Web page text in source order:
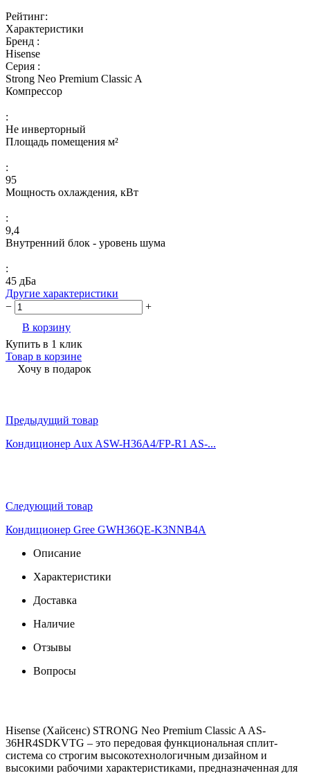
Рейтинг:
Характеристики
Бренд :
Hisense
Серия :
Strong Neo Premium Classic A
Компрессор
:
Не инверторный
Площадь помещения м²
:
95
Мощность охлаждения, кВт
:
9,4
Внутренний блок - уровень шума
:
45 дБа
Другие характеристики
−
+
В корзину
Купить в 1 клик
Товар в корзине
Хочу в подарок
Предыдущий товар
Кондиционер Aux ASW-H36A4/FP-R1 AS-...
Следующий товар
Кондиционер Gree GWH36QE-K3NNB4A
Описание
Характеристики
Доставка
Наличие
Отзывы
Вопросы
Hisense (Хайсенс) STRONG Neo Premium Classic A AS-
36HR4SDKVTG – это передовая функциональная сплит-
система со строгим высокотехнологичным дизайном и
высокими рабочими характеристиками, предназначенная для